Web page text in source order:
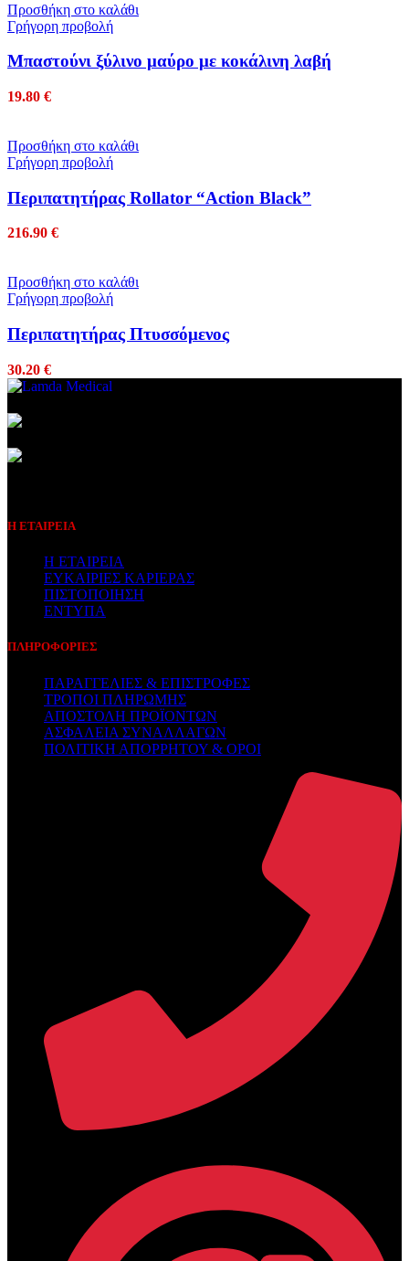
Προσθήκη στο καλάθι
Γρήγορη προβολή
Μπαστούνι ξύλινο μαύρο με κοκάλινη λαβή
19.80 €
Προσθήκη στο καλάθι
Γρήγορη προβολή
Περιπατητήρας Rollator “Action Black”
216.90 €
Προσθήκη στο καλάθι
Γρήγορη προβολή
Περιπατητήρας Πτυσσόμενος
30.20 €
Η ΕΤΑΙΡΕΙΑ
Η ΕΤΑΙΡΕΙΑ
ΕΥΚΑΙΡΙΕΣ ΚΑΡΙΕΡΑΣ
ΠΙΣΤΟΠΟΙΗΣΗ
ΕΝΤΥΠΑ
ΠΛΗΡΟΦΟΡΙΕΣ
ΠΑΡΑΓΓΕΛΙΕΣ & ΕΠΙΣΤΡΟΦΕΣ
ΤΡΟΠΟΙ ΠΛΗΡΩΜΗΣ
ΑΠΟΣΤΟΛΗ ΠΡΟΪΟΝΤΩΝ
ΑΣΦΑΛΕΙΑ ΣΥΝΑΛΛΑΓΩΝ
ΠΟΛΙΤΙΚΗ ΑΠΟΡΡΗΤΟΥ & ΟΡΟΙ